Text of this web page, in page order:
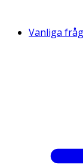
Vanliga